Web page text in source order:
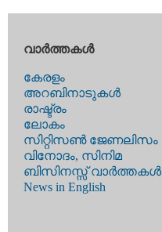
വാര്‍ത്തകള്‍
കേരളം
അറബിനാടുകള്‍
രാഷ്ട്രം
ലോകം
സിറ്റിസണ്‍ ജേണലിസം
വിനോദം, സിനിമ
ബിസിനസ്സ് വാര്‍ത്തകള്‍
News in English